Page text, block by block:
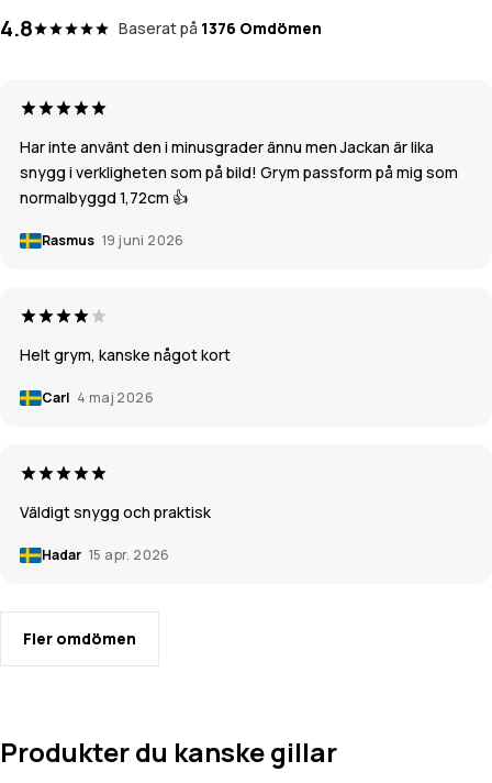
4.8 Baserat på 1376 Omdömen
Har inte använt den i minusgrader ännu men Jackan är lika
snygg i verkligheten som på bild! Grym passform på mig som
normalbyggd 1,72cm 👍
Rasmus 19 juni 2026
Helt grym, kanske något kort
Carl 4 maj 2026
Väldigt snygg och praktisk
Hadar 15 apr. 2026
Fler omdömen
Produkter du kanske gillar